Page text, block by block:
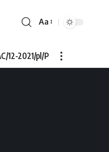
Font
Aa
12-2021/pl/P